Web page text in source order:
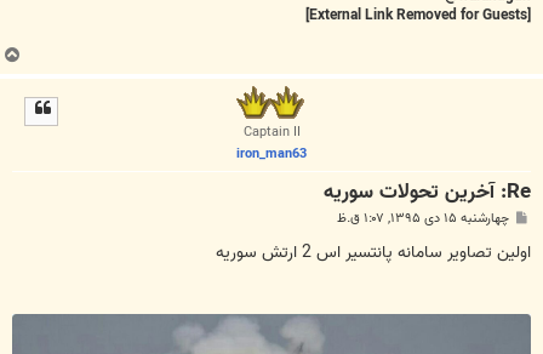
ب
ا
Captain II
iron_man63
Re: آخرين تحولات سوريه
پ
ت
چهارشنبه ۱۵ دی ۱۳۹۵, ۱:۰۷ ق.ظ
اولین تصاویر سامانه پانتسیر اس 2 ارتش سوریه